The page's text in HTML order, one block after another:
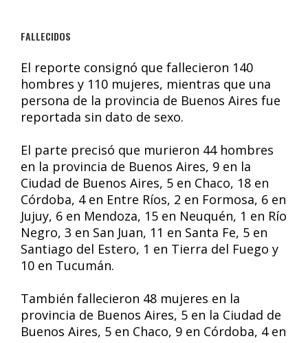
FALLECIDOS
El reporte consignó que fallecieron 140
hombres y 110 mujeres, mientras que una
persona de la provincia de Buenos Aires fue
reportada sin dato de sexo.
El parte precisó que murieron 44 hombres
en la provincia de Buenos Aires, 9 en la
Ciudad de Buenos Aires, 5 en Chaco, 18 en
Córdoba, 4 en Entre Ríos, 2 en Formosa, 6 en
Jujuy, 6 en Mendoza, 15 en Neuquén, 1 en Río
Negro, 3 en San Juan, 11 en Santa Fe, 5 en
Santiago del Estero, 1 en Tierra del Fuego y
10 en Tucumán.
También fallecieron 48 mujeres en la
provincia de Buenos Aires, 5 en la Ciudad de
Buenos Aires, 5 en Chaco, 9 en Córdoba, 4 en